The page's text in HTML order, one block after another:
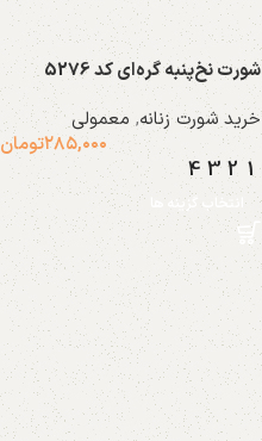
شورت نخ‌پنبه گره‌ای کد 5276
خرید شورت زنانه,معمولی
۲۸۵,۰۰۰تومان
1
2
3
4
انتخاب گزینه ها